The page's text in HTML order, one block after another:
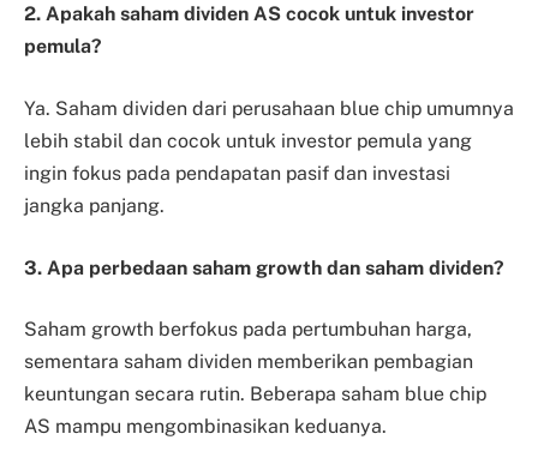
2. Apakah saham dividen AS cocok untuk investor
pemula?
Ya. Saham dividen dari perusahaan blue chip umumnya
lebih stabil dan cocok untuk investor pemula yang
ingin fokus pada pendapatan pasif dan investasi
jangka panjang.
3. Apa perbedaan saham growth dan saham dividen?
Saham growth berfokus pada pertumbuhan harga,
sementara saham dividen memberikan pembagian
keuntungan secara rutin. Beberapa saham blue chip
AS mampu mengombinasikan keduanya.